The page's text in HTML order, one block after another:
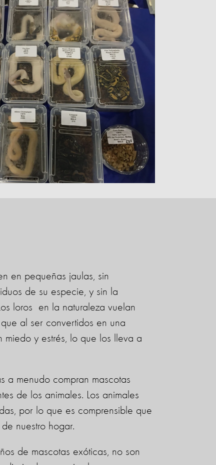
en pequeñas jaulas, sin
de su especie, y sin la
loros en la naturaleza vuelan
al ser convertidos en una
miedo y estrés, lo que los lleva a
a menudo compran mascotas
de los animales. Los animales
por lo que es comprensible que
nuestro hogar.
de mascotas exóticas, no son